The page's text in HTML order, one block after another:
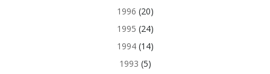
1996 (20)
1995 (24)
1994(14)
1993 (5)